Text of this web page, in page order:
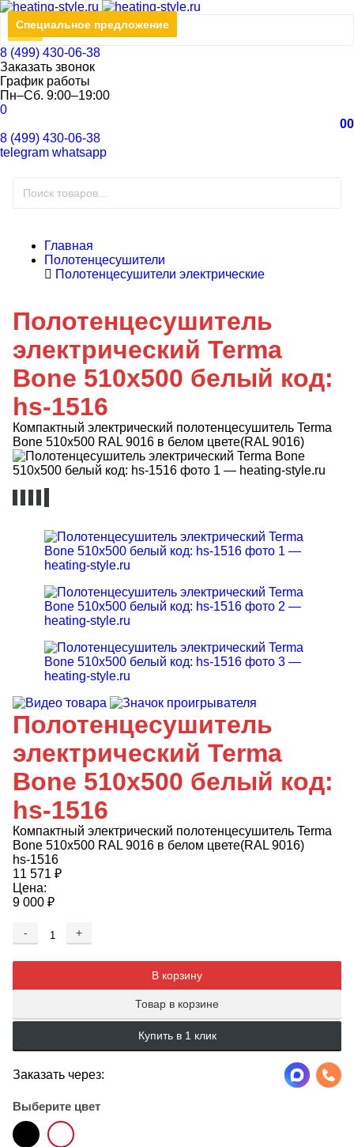
8 (499) 430-06-38
Заказать звонок
График работы
Пн–Сб. 9:00–19:00
0
00
8 (499) 430-06-38
telegram whatsapp
Главная
Полотенцесушители
Полотенцесушители электрические
Полотенцесушитель
электрический Terma
Bone 510x500 белый код:
hs-1516
Компактный электрический полотенцесушитель Terma
Bone 510х500 RAL 9016 в белом цвете(RAL 9016)
СКИДКА
-22%
Специальное предложение
Полотенцесушитель
электрический Terma
Bone 510x500 белый код:
hs-1516
Компактный электрический полотенцесушитель Terma
Bone 510х500 RAL 9016 в белом цвете(RAL 9016)
hs-1516
11 571 ₽
Цена:
9 000 ₽
-
+
В корзину
Товар в корзине
Купить в 1 клик
Заказать через:
Выберите цвет